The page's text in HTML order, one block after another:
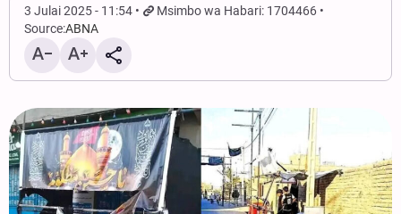
3 Julai 2025 - 11:54
Msimbo wa Habari: 1704466
Source:ABNA